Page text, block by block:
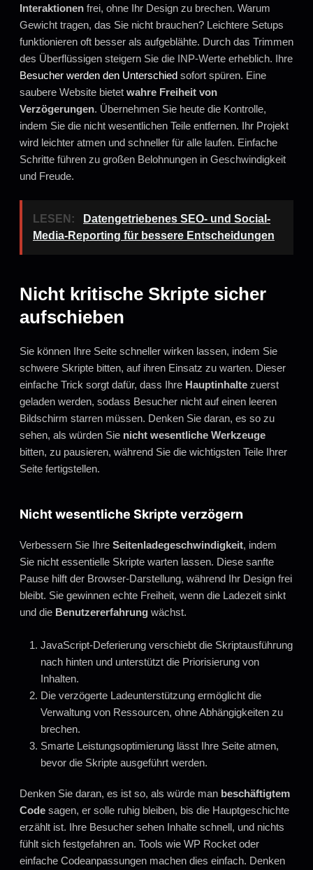
Interaktionen frei, ohne Ihr Design zu brechen. Warum
Gewicht tragen, das Sie nicht brauchen? Leichtere Setups
funktionieren oft besser als aufgeblähte. Durch das Trimmen
des Überflüssigen steigern Sie die INP-Werte erheblich. Ihre
Besucher werden den Unterschied sofort spüren. Eine
saubere Website bietet wahre Freiheit von
Verzögerungen. Übernehmen Sie heute die Kontrolle,
indem Sie die nicht wesentlichen Teile entfernen. Ihr Projekt
wird leichter atmen und schneller für alle laufen. Einfache
Schritte führen zu großen Belohnungen in Geschwindigkeit
und Freude.
LESEN:
Datengetriebenes SEO- und Social-
Media-Reporting für bessere Entscheidungen
Nicht kritische Skripte sicher
aufschieben
Sie können Ihre Seite schneller wirken lassen, indem Sie
schwere Skripte bitten, auf ihren Einsatz zu warten. Dieser
einfache Trick sorgt dafür, dass Ihre Hauptinhalte zuerst
geladen werden, sodass Besucher nicht auf einen leeren
Bildschirm starren müssen. Denken Sie daran, es so zu
sehen, als würden Sie nicht wesentliche Werkzeuge
bitten, zu pausieren, während Sie die wichtigsten Teile Ihrer
Seite fertigstellen.
Nicht wesentliche Skripte verzögern
Verbessern Sie Ihre Seitenladegeschwindigkeit, indem
Sie nicht essentielle Skripte warten lassen. Diese sanfte
Pause hilft der Browser-Darstellung, während Ihr Design frei
bleibt. Sie gewinnen echte Freiheit, wenn die Ladezeit sinkt
und die Benutzererfahrung wächst.
JavaScript-Deferierung verschiebt die Skriptausführung
nach hinten und unterstützt die Priorisierung von
Inhalten.
Die verzögerte Ladeunterstützung ermöglicht die
Verwaltung von Ressourcen, ohne Abhängigkeiten zu
brechen.
Smarte Leistungsoptimierung lässt Ihre Seite atmen,
bevor die Skripte ausgeführt werden.
Denken Sie daran, es ist so, als würde man beschäftigtem
Code sagen, er solle ruhig bleiben, bis die Hauptgeschichte
erzählt ist. Ihre Besucher sehen Inhalte schnell, und nichts
fühlt sich festgefahren an. Tools wie WP Rocket oder
einfache Codeanpassungen machen dies einfach. Denken